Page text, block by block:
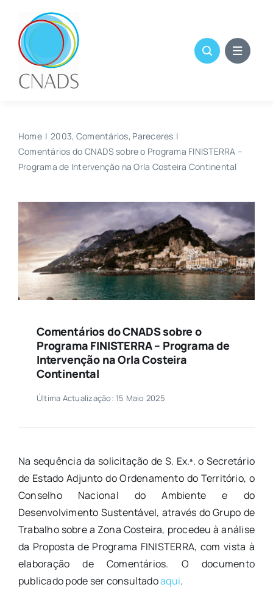
content
Home 2003 Comentários Pareceres
Comentários do CNADS sobre o Programa FINISTERRA –
Programa de Intervenção na Orla Costeira Continental
Comentários do CNADS sobre o
Programa FINISTERRA – Programa de
Intervenção na Orla Costeira
Continental
Última Actualização: 15 Maio 2025
Na sequência da solicitação de S. Ex.ª. o Secretário
de Estado Adjunto do Ordenamento do Território, o
Conselho Nacional do Ambiente e do
Desenvolvimento Sustentável, através do Grupo de
Trabalho sobre a Zona Costeira, procedeu à análise
da Proposta de Programa FINISTERRA, com vista à
elaboração de Comentários. O documento
publicado pode ser consultadoaqui.